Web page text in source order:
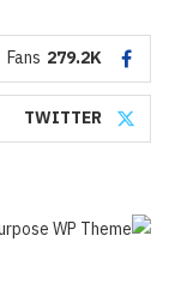
279.2K
Fans
TWITTER